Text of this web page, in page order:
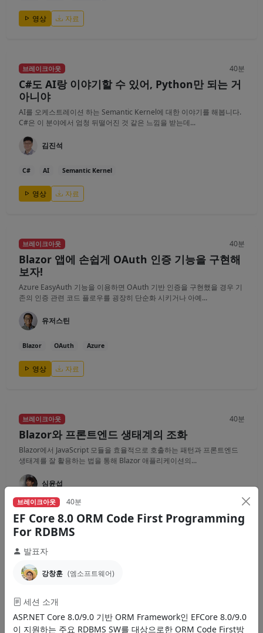
영상 자료
브레이크아웃 40분
C#도 AI랑 이야기할 수 있어, Python만 되는 거
아니야
AI를 오케스트레이션 하는 Semantic Kernel에 대한 이야기를 해봅니다.
C#은 이 분야에서 엄청 뒤떨어진 것 같은 느낌을 받는데...
김진석
C# AI Semantic Kernel
영상 자료
브레이크아웃 40분
Blazor 앱에 손쉽게 OAuth 인증 기능을 구현해
보자!
Azure EasyAuth 기능을 이용하면 OAuth 기반 인증을 구현했을 경우 기
존의 인증 관련 코드 플로우를 굉장히 단순화 시키거나 아예...
유저스틴
Blazor OAuth Azure
영상 자료
브레이크아웃 40분
Blazor와 프론트엔드 생태계의 조화
Blazor에서 JavaScript 모듈을 효율적으로 호출하는 패턴과 프론트엔드
생태계를 잘 활용하는 법을 통해 Blazor 애플리케이션의...
심윤섭
Blazor JavaScript
영상 자료
브레이크아웃
게임 서버 개발을 위한 C# 네트워크 프로그래밍
(초보자 Ver.)
실시간 통신을 하는 온라인 게임 서버를 개발하기를 원하는 분들을 대상
브레이크아웃 40분
EF Core 8.0 ORM Code First Programming
For RDBMS
발표자
강창훈 (엠소프트웨어)
세션 소개
ASP.NET Core 8.0/9.0 기반 ORM Framework인 EFCore 8.0/9.0
이 지원하는 주요 RDBMS SW를 대상으로한 ORM Code First방